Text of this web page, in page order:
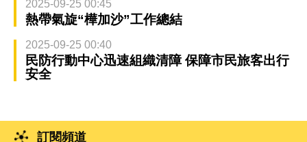
2025-09-25 00:45
熱帶氣旋“樺加沙”工作總結
2025-09-25 00:40
民防行動中心迅速組織清障 保障市民旅客出行
安全
訂閱頻道